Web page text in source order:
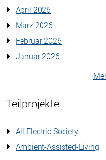
April 2026
März 2026
Februar 2026
Januar 2026
Teilprojekte
All Electric Society
Ambient-Assisted-Living